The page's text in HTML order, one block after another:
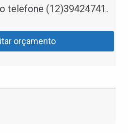
telefone (12)39424741.
orçamento